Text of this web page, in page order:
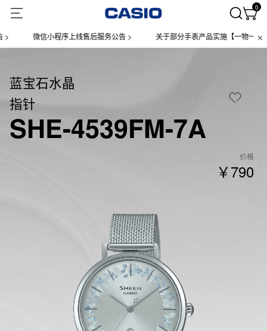
0
微信小程序上线售后服务公告 > 关于部分手表产品实施【一物一码】管
蓝宝石水晶
指针
SHE-4539FM-7A
价格
￥790